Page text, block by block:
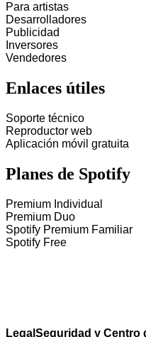
Para artistas
Desarrolladores
Publicidad
Inversores
Vendedores
Enlaces útiles
Soporte técnico
Reproductor web
Aplicación móvil gratuita
Planes de Spotify
Premium Individual
Premium Duo
Spotify Premium Familiar
Spotify Free
Legal Seguridad y Centro